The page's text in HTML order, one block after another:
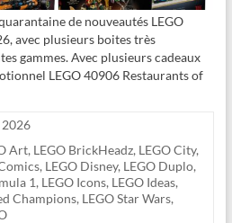
de nouveautés LEGO
avec plusieurs boites très
gammes. Avec plusieurs cadeaux
LEGO 40906 Restaurants of
2026
Art, LEGO BrickHeadz, LEGO City,
, LEGO Disney, LEGO Duplo,
1, LEGO Icons, LEGO Ideas,
Champions, LEGO Star Wars,